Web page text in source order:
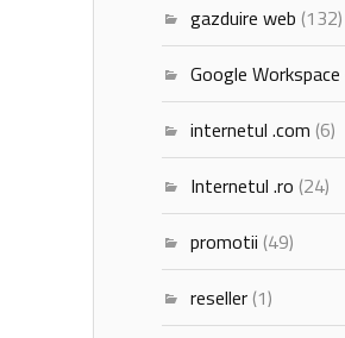
gazduire web (132)
Google Workspace
internetul .com (6)
Internetul .ro (24)
promotii (49)
reseller (1)